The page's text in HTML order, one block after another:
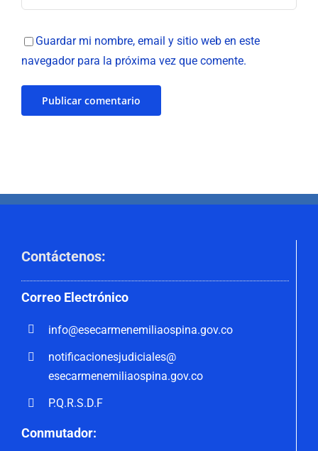
Guardar mi nombre, email y sitio web en este
navegador para la próxima vez que comente.
Contáctenos:
Correo Electrónico
info@esecarmenemiliaospina.gov.co
notificacionesjudiciales@
esecarmenemiliaospina.gov.co
P.Q.R.S.D.F
Conmutador: